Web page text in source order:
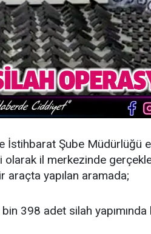
İstihbarat Şube Müdürlüğü
olarak il merkezinde
araçta yapılan aramada;
398 adet silah yapımında